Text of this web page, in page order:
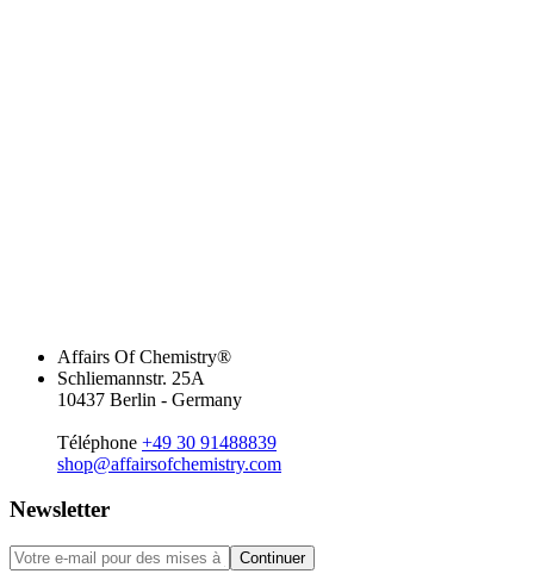
Affairs Of Chemistry®
Schliemannstr. 25A
10437 Berlin - Germany
Téléphone +49 30 91488839
shop@affairsofchemistry.com
Newsletter
Continuer